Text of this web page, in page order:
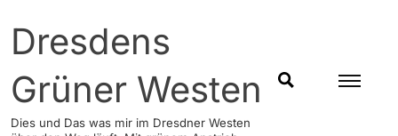
content
Dresdens
Grüner Westen
Dies und Das was mir im Dresdner Westen
SUCHEN